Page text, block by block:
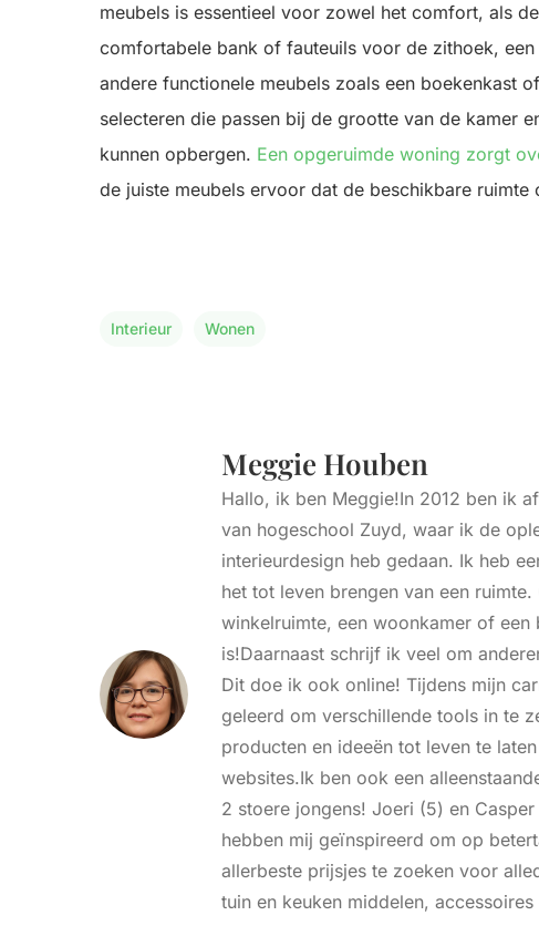
meubels is essentieel voor zowel het comfort, als
comfortabele bank of fauteuils voor de zithoek,
andere functionele meubels zoals een boekenkast
selecteren die passen bij de grootte van de kamer
kunnen opbergen. Een opgeruimde woning zorgt
de juiste meubels ervoor dat de beschikbare ruimte
Interieur Wonen
Meggie Houben
Hallo, ik ben Meggie!In 2012 ben ik
van hogeschool Zuyd, waar ik de
interieurdesign heb gedaan. Ik heb
het tot leven brengen van een ruimte.
winkelruimte, een woonkamer of een
is!Daarnaast schrijf ik veel om
Dit doe ik ook online! Tijdens mijn
geleerd om verschillende tools in te
producten en ideeën tot leven te
websites.Ik ben ook een
2 stoere jongens! Joeri (5) en
hebben mij geïnspireerd om op
allerbeste prijsjes te zoeken voor
tuin en keuken middelen,